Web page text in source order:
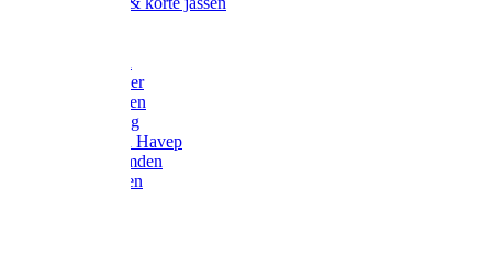
Bodywarmer
Werkbroeken
Zaagkleding
Werkjassen Havep
Thermohemden
Overhemden